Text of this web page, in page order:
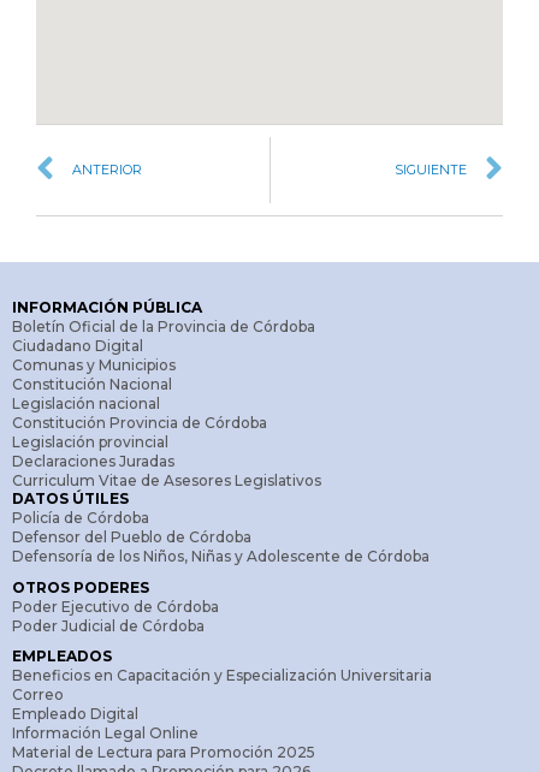
ANTERIOR SIGUIENTE
INFORMACIÓN PÚBLICA
Boletín Oficial de la Provincia de Córdoba
Ciudadano Digital
Comunas y Municipios
Constitución Nacional
Legislación nacional
Constitución Provincia de Córdoba
Legislación provincial
Declaraciones Juradas
Curriculum Vitae de Asesores Legislativos
DATOS ÚTILES
Policía de Córdoba
Defensor del Pueblo de Córdoba
Defensoría de los Niños, Niñas y Adolescente de Córdoba
OTROS PODERES
Poder Ejecutivo de Córdoba
Poder Judicial de Córdoba
EMPLEADOS
Beneficios en Capacitación y Especialización Universitaria
Correo
Empleado Digital
Información Legal Online
Material de Lectura para Promoción 2025